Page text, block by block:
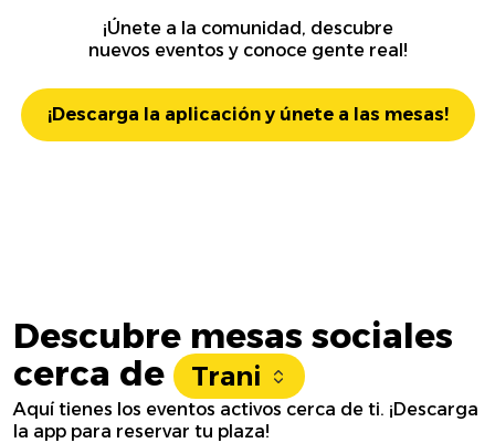
¡Únete a la comunidad, descubre
nuevos eventos y conoce gente real!
¡Descarga la aplicación y únete a las mesas!
Descubre mesas sociales
cerca de
Trani
Aquí tienes los eventos activos cerca de ti. ¡Descarga
la app para reservar tu plaza!